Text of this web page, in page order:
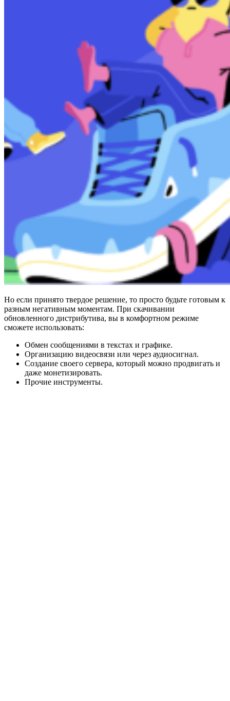
Но если принято твердое решение, то просто будьте готовым к
разным негативным моментам. При скачивании
обновленного дистрибутива, вы в комфортном режиме
сможете использовать:
Обмен сообщениями в текстах и графике.
Организацию видеосвязи или через аудиосигнал.
Создание своего сервера, который можно продвигать и
даже монетизировать.
Прочие инструменты.